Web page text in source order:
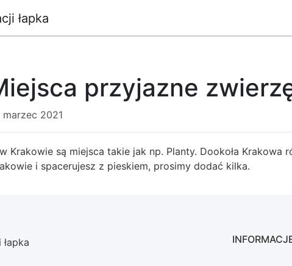
przyjazne
marzec 2021
Krakowie są miejsca takie jak np. Planty. Dookoła
i spacerujesz z pieskiem, prosimy dodać kilka.